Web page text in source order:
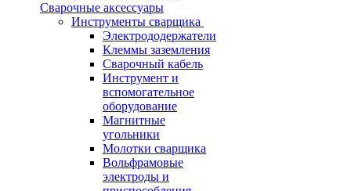
Сварочные аксессуары
Инструменты сварщика
Электрододержатели
Клеммы заземления
Сварочный кабель
Инструмент и
вспомогательное
оборудование
Магнитные
угольники
Молотки сварщика
Вольфрамовые
электроды и